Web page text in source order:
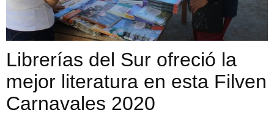
Librerías del Sur ofreció la
mejor literatura en esta Filven
Carnavales 2020